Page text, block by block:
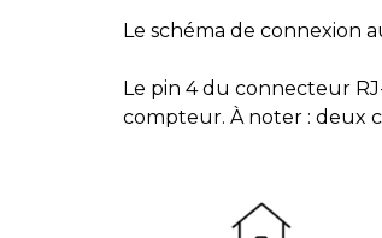
Le schéma de connexion
Le pin 4 du connecteur
compteur. À noter : deux